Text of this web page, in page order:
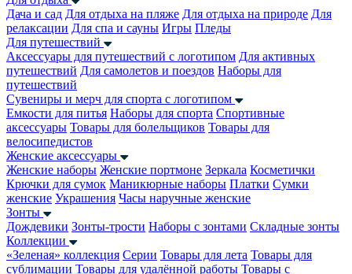
Дача и сад Для отдыха на пляже Для отдыха на природе Для
релаксации Для спа и сауны Игры Пледы
Для путешествий
Аксессуары для путешествий с логотипом Для активных
путешествий Для самолетов и поездов Наборы для
путешествий
Сувениры и мерч для спорта с логотипом
Емкости для питья Наборы для спорта Спортивные
аксессуары Товары для болельщиков Товары для
велосипедистов
Женские аксессуары
Женские наборы Женские портмоне Зеркала Косметички
Крючки для сумок Маникюрные наборы Платки Сумки
женские Украшения Часы наручные женские
Зонты
Дождевики Зонты-трости Наборы с зонтами Складные зонты
Коллекции
«Зеленая» коллекция Серии Товары для лета Товары для
сублимации Товары для удалённой работы Товары с